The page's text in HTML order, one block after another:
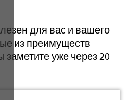
для вас и вашего
из преимуществ
заметите уже через 20